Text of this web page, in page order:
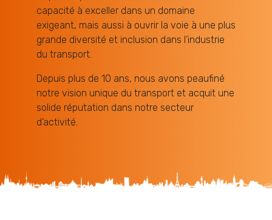
capacité à exceller dans un domaine
exigeant, mais aussi à ouvrir la voie à une plus
grande diversité et inclusion dans l’industrie
du transport.
Depuis plus de 10 ans, nous avons peaufiné
notre vision unique du transport et acquit une
solide réputation dans notre secteur
d’activité.